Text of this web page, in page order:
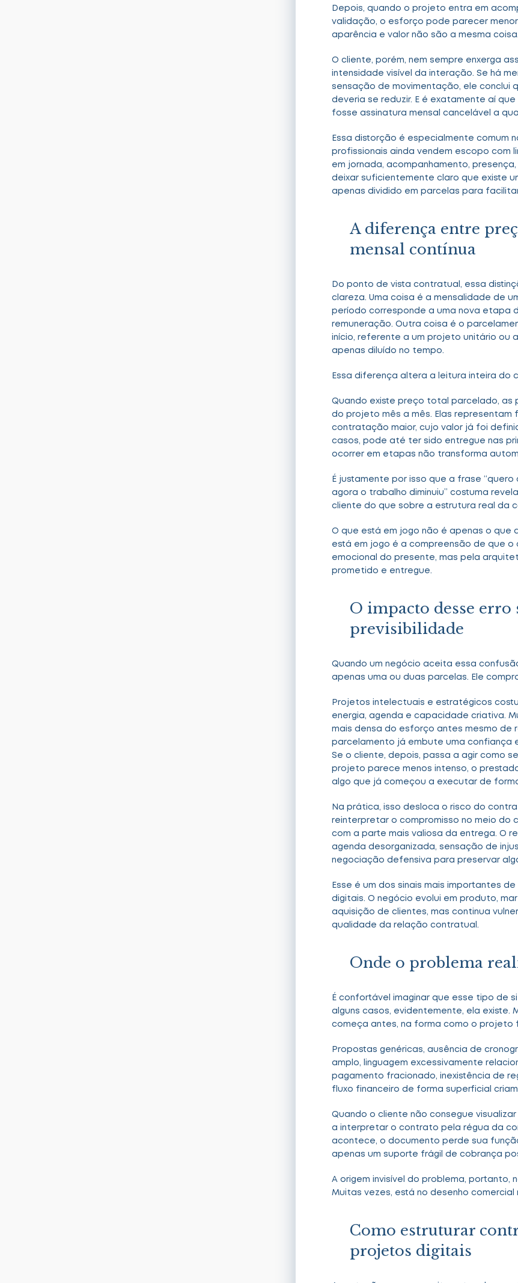
Depois, quando o projeto entra em
validação, o esforço pode parecer
aparência e valor não são a mesma coisa.
O cliente, porém, nem sempre enxerga
intensidade visível da interação. Se há
sensação de movimentação, ele conclui
deveria se reduzir. E é exatamente aí
fosse assinatura mensal cancelável a
Essa distorção é especialmente comum
profissionais ainda vendem escopo com
em jornada, acompanhamento,
deixar suficientemente claro que existe
apenas dividido em parcelas para
A diferença entre
mensal contínua
Do ponto de vista contratual, essa
clareza. Uma coisa é a mensalidade de
período corresponde a uma nova etapa
remuneração. Outra coisa é o
início, referente a um projeto unitário ou
apenas diluído no tempo.
Essa diferença altera a leitura inteira do
Quando existe preço total parcelado, as
do projeto mês a mês. Elas
contratação maior, cujo valor já foi
casos, pode até ter sido entregue nas
ocorrer em etapas não transforma
É justamente por isso que a frase
agora o trabalho diminuiu” costuma
cliente do que sobre a estrutura real da
O que está em jogo não é apenas o que
está em jogo é a compreensão de que
emocional do presente, mas pela
prometido e entregue.
O impacto desse erro
previsibilidade
Quando um negócio aceita essa
apenas uma ou duas parcelas. Ele
Projetos intelectuais e estratégicos
energia, agenda e capacidade criativa.
mais densa do esforço antes mesmo de
parcelamento já embute uma confiança
Se o cliente, depois, passa a agir como
projeto parece menos intenso, o
algo que já começou a executar de
Na prática, isso desloca o risco do
reinterpretar o compromisso no meio do
com a parte mais valiosa da entrega. O
agenda desorganizada, sensação de
negociação defensiva para preservar
Esse é um dos sinais mais importantes
digitais. O negócio evolui em produto,
aquisição de clientes, mas continua
qualidade da relação contratual.
Onde o problema
É confortável imaginar que esse tipo de
alguns casos, evidentemente, ela existe.
começa antes, na forma como o projeto
Propostas genéricas, ausência de
amplo, linguagem excessivamente
pagamento fracionado, inexistência de
fluxo financeiro de forma superficial
Quando o cliente não consegue
a interpretar o contrato pela régua da
acontece, o documento perde sua
apenas um suporte frágil de cobrança
A origem invisível do problema, portanto,
Muitas vezes, está no desenho comercial
Como estruturar
projetos digitais